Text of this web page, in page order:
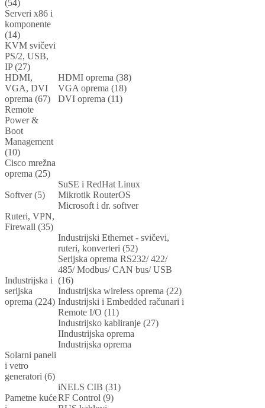
(54)
Serveri x86 i
komponente
(14)
KVM svičevi
PS/2, USB,
IP (27)
HDMI,
VGA, DVI
oprema (67)
HDMI oprema (38)
VGA oprema (18)
DVI oprema (11)
Remote
Power &
Boot
Management
(10)
Cisco mrežna
oprema (25)
Softver (5)
SuSE i RedHat Linux
Mikrotik RouterOS
Microsoft i dr. softver
Ruteri, VPN,
Firewall (35)
Industrijska i
serijska
oprema (224)
Industrijski Ethernet - svičevi,
ruteri, konverteri (52)
Serijska oprema RS232/ 422/
485/ Modbus/ CAN bus/ USB
(16)
Industrijska wireless oprema (22)
Industrijski i Embedded računari i
Remote I/O (11)
Industrijsko kabliranje (27)
IIndustrijska oprema
Industrijska oprema
Solarni paneli
i vetro
generatori (6)
Pametne kuće
iNELS CIB (31)
RF Control (9)